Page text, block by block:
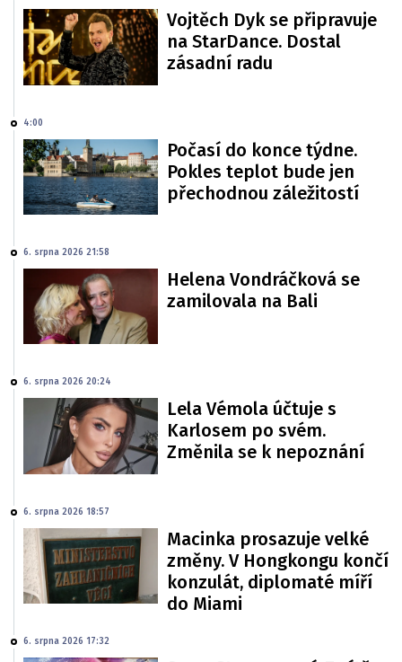
Vojtěch Dyk se připravuje
na StarDance. Dostal
zásadní radu
4:00
Počasí do konce týdne.
Pokles teplot bude jen
přechodnou záležitostí
6. srpna 2026 21:58
Helena Vondráčková se
zamilovala na Bali
6. srpna 2026 20:24
Lela Vémola účtuje s
Karlosem po svém.
Změnila se k nepoznání
6. srpna 2026 18:57
Macinka prosazuje velké
změny. V Hongkongu končí
konzulát, diplomaté míří
do Miami
6. srpna 2026 17:32